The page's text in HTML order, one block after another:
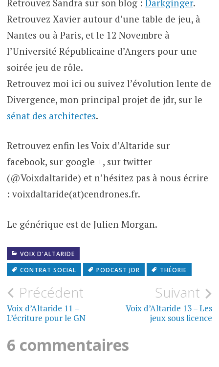
Retrouvez Sandra sur son blog : Darkginger.
Retrouvez Xavier autour d’une table de jeu, à
Nantes ou à Paris, et le 12 Novembre à
l’Université Républicaine d’Angers pour une
soirée jeu de rôle.
Retrouvez moi ici ou suivez l’évolution lente de
Divergence, mon principal projet de jdr, sur le
sénat des architectes.
Retrouvez enfin les Voix d’Altaride sur
facebook, sur google +, sur twitter
(@Voixdaltaride) et n’hésitez pas à nous écrire
: voixdaltaride(at)cendrones.fr.
Le générique est de Julien Morgan.
VOIX D'ALTARIDE
CONTRAT SOCIAL
PODCAST JDR THÉORIE
Navigation
de
Précédent
Voix d’Altaride 11 –
L’écriture pour le GN
Suivant
Voix d’Altaride 13 – Les
jeux sous licence
6 commentaires